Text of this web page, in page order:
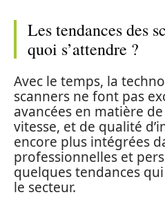
Les tendances des
quoi s’attendre ?
Avec le temps, la
scanners ne font pas
avancées en matière
vitesse, et de qualité
encore plus intégrées
professionnelles et
quelques tendances
le secteur.